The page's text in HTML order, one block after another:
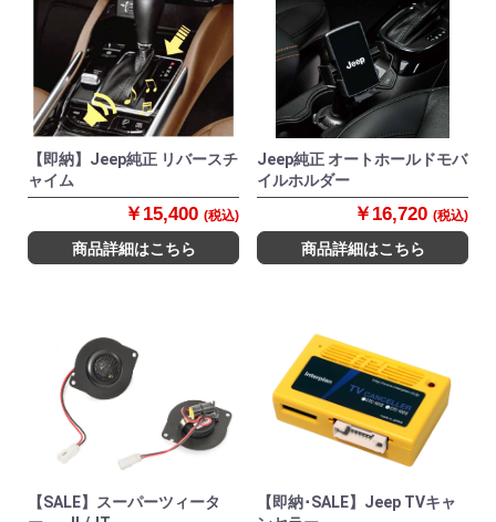
【即納】Jeep純正 リバースチ
ャイム
￥15,400 (税込)
商品詳細はこちら
Jeep純正 オートホールドモバ
イルホルダー
￥16,720 (税込)
商品詳細はこちら
【SALE】スーパーツィータ
【即納･SALE】Jeep TVキャ